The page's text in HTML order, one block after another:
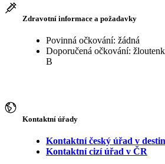
Zdravotní informace a požadavky
Povinná očkování: žádná
Doporučená očkování:
B
Kontaktní úřady
Kontaktní český úřad v
Kontaktní cizí úřad v ČR